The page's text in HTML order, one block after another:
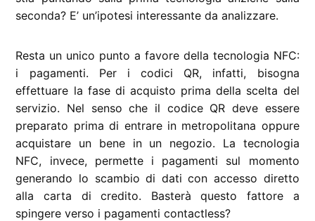
seconda? E’ un’ipotesi interessante da analizzare.
Resta un unico punto a favore della tecnologia NFC:
i pagamenti. Per i codici QR, infatti, bisogna
effettuare la fase di acquisto prima della scelta del
servizio. Nel senso che il codice QR deve essere
preparato prima di entrare in metropolitana oppure
acquistare un bene in un negozio. La tecnologia
NFC, invece, permette i pagamenti sul momento
generando lo scambio di dati con accesso diretto
alla carta di credito. Basterà questo fattore a
spingere verso i pagamenti contactless?